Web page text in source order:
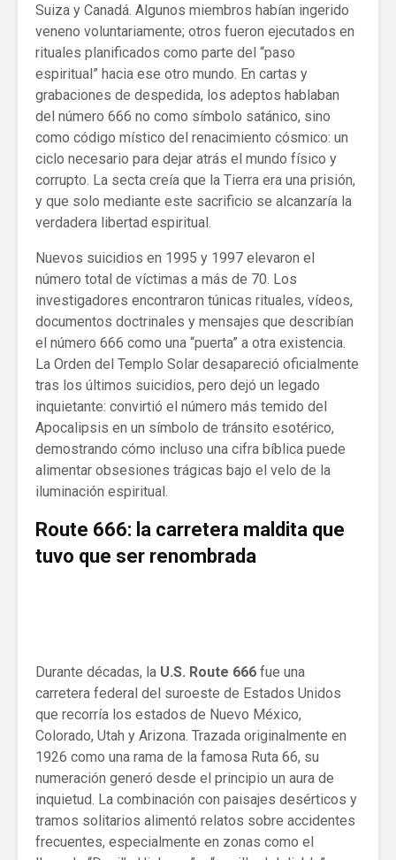
Suiza y Canadá. Algunos miembros habían ingerido
veneno voluntariamente; otros fueron ejecutados en
rituales planificados como parte del “paso
espiritual” hacia ese otro mundo. En cartas y
grabaciones de despedida, los adeptos hablaban
del número 666 no como símbolo satánico, sino
como código místico del renacimiento cósmico: un
ciclo necesario para dejar atrás el mundo físico y
corrupto. La secta creía que la Tierra era una prisión,
y que solo mediante este sacrificio se alcanzaría la
verdadera libertad espiritual.
Nuevos suicidios en 1995 y 1997 elevaron el
número total de víctimas a más de 70. Los
investigadores encontraron túnicas rituales, vídeos,
documentos doctrinales y mensajes que describían
el número 666 como una “puerta” a otra existencia.
La Orden del Templo Solar desapareció oficialmente
tras los últimos suicidios, pero dejó un legado
inquietante: convirtió el número más temido del
Apocalipsis en un símbolo de tránsito esotérico,
demostrando cómo incluso una cifra bíblica puede
alimentar obsesiones trágicas bajo el velo de la
iluminación espiritual.
Route 666: la carretera maldita que
tuvo que ser renombrada
Durante décadas, la U.S. Route 666 fue una
carretera federal del suroeste de Estados Unidos
que recorría los estados de Nuevo México,
Colorado, Utah y Arizona. Trazada originalmente en
1926 como una rama de la famosa Ruta 66, su
numeración generó desde el principio un aura de
inquietud. La combinación con paisajes desérticos y
tramos solitarios alimentó relatos sobre accidentes
frecuentes, especialmente en zonas como el